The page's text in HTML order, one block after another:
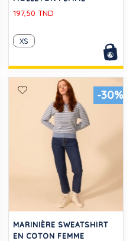
197,50 TND
XS
-30%
MARINIÈRE SWEATSHIRT
EN COTON FEMME